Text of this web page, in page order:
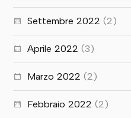
Settembre 2022 (2)
Aprile 2022 (3)
Marzo 2022 (2)
Febbraio 2022 (2)